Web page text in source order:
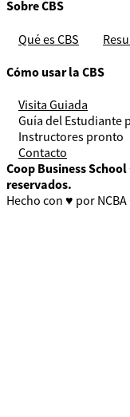
Sobre CBS
Qué es CBS
Cómo usar la CBS
Visita Guiada
Guía del Estudiante
Instructores pronto
Contacto
Coop Business
reservados.
Hecho con ♥ por NCBA